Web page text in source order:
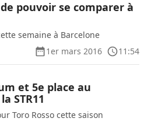
pouvoir se comparer à
semaine à Barcelone
1er mars 2016
11:54
et 5e place au
STR11
Toro Rosso cette saison